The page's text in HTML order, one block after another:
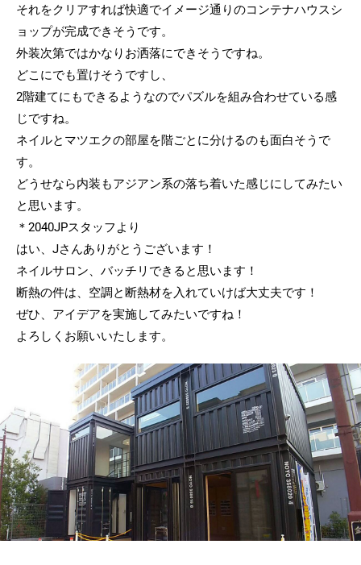
それをクリアすれば快適でイメージ通りのコンテナハウスシ
ョップが完成できそうです。
外装次第ではかなりお洒落にできそうですね。
どこにでも置けそうですし、
2階建てにもできるようなのでパズルを組み合わせている感
じですね。
ネイルとマツエクの部屋を階ごとに分けるのも面白そうで
す。
どうせなら内装もアジアン系の落ち着いた感じにしてみたい
と思います。
＊2040JPスタッフより
はい、Jさんありがとうございます！
ネイルサロン、バッチリできると思います！
断熱の件は、空調と断熱材を入れていけば大丈夫です！
ぜひ、アイデアを実施してみたいですね！
よろしくお願いいたします。